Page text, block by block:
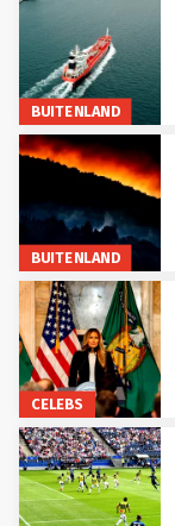
BUITENLAND
BUITENLAND
CELEBS